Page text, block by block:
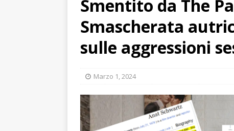
Smentito da The
Smascherata
sulle aggressioni
Marzo 1, 2024